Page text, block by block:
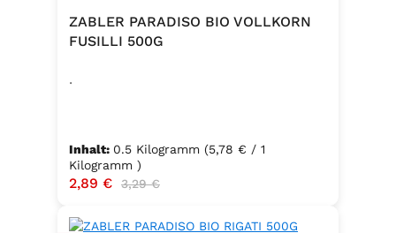
ZABLER PARADISO BIO VOLLKORN
FUSILLI 500G
.
Inhalt: 0.5 Kilogramm (5,78 € / 1
Kilogramm )
Verkaufspreis:
2,89 € Regulärer Preis:
3,29 €